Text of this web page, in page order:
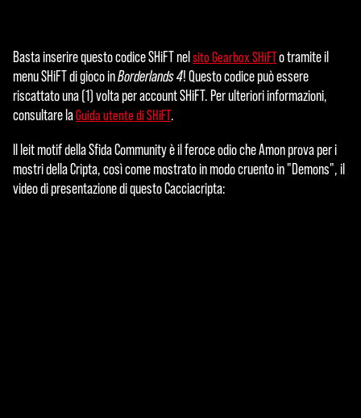
Basta inserire questo codice SHiFT nelsito Gearbox SHiFTo tramite il
menu SHiFT di gioco inBorderlands 4! Questo codice può essere
riscattato una (1) volta per account SHiFT. Per ulteriori informazioni,
consultare laGuida utente di SHiFT.
Il leit motif della Sfida Community è il feroce odio che Amon prova per i
mostri della Cripta, così come mostrato in modo cruento in "Demons", il
video di presentazione di questo Cacciacripta: